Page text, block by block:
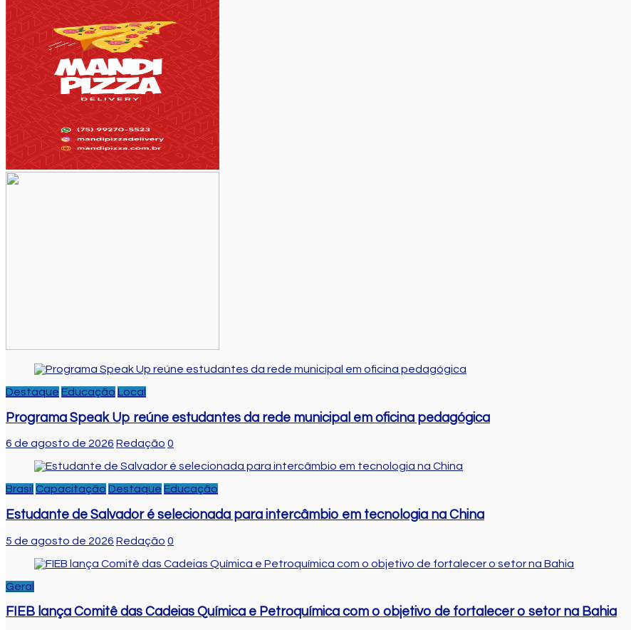
Destaque Educação Local
Programa Speak Up reúne estudantes da rede municipal em oficina pedagógica
6 de agosto de 2026 Redação 0
Brasil Capacitação Destaque Educação
Estudante de Salvador é selecionada para intercâmbio em tecnologia na China
5 de agosto de 2026 Redação 0
Geral
FIEB lança Comitê das Cadeias Química e Petroquímica com o objetivo de fortalecer o setor na Bahia